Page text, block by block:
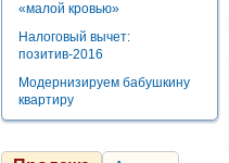
«малой кровью»
Налоговый вычет:
позитив-2016
Модернизируем бабушкину
квартиру